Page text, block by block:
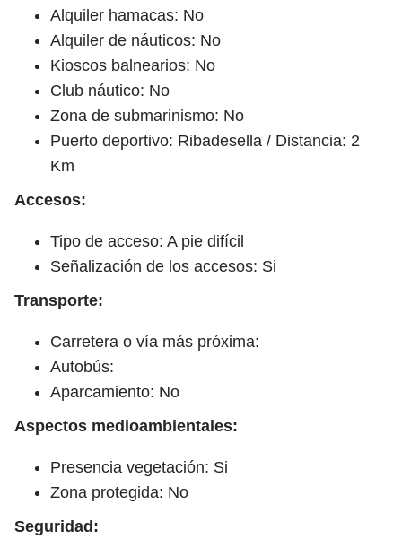
Alquiler hamacas: No
Alquiler de náuticos: No
Kioscos balnearios: No
Club náutico: No
Zona de submarinismo: No
Puerto deportivo: Ribadesella / Distancia: 2
Km
Accesos:
Tipo de acceso: A pie difícil
Señalización de los accesos: Si
Transporte:
Carretera o vía más próxima:
Autobús:
Aparcamiento: No
Aspectos medioambientales:
Presencia vegetación: Si
Zona protegida: No
Seguridad: